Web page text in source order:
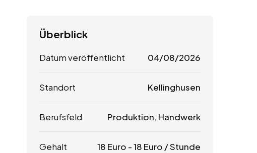
Überblick
Datum veröffentlicht 04/08/2026
Standort Kellinghusen
Berufsfeld Produktion, Handwerk
Gehalt 18 Euro -18 Euro / Stunde